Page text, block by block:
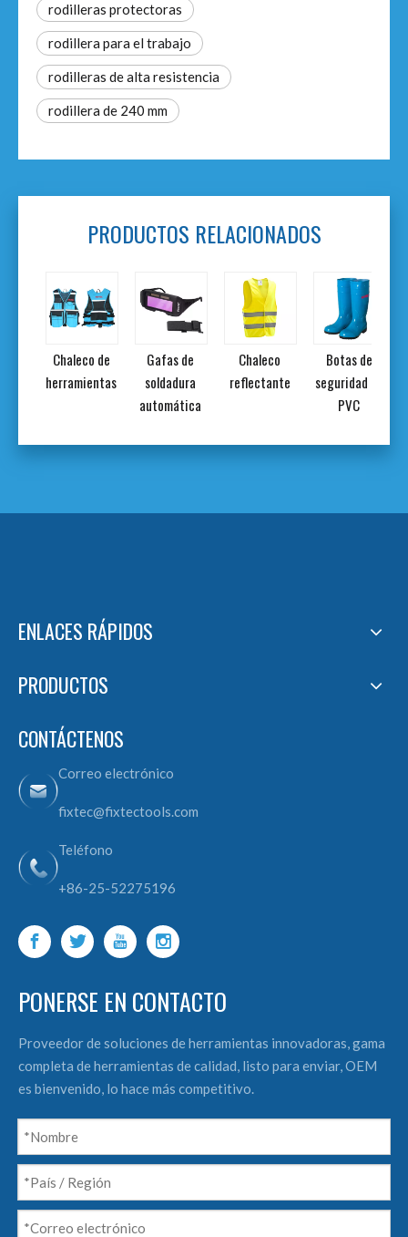
rodilleras protectoras
rodillera para el trabajo
rodilleras de alta resistencia
rodillera de 240 mm
PRODUCTOS RELACIONADOS
Chaleco de
herramientas
Gafas de
soldadura
automática
Chaleco
reflectante
Botas de
seguridad de
PVC
ENLACES RÁPIDOS
PRODUCTOS
CONTÁCTENOS
Correo electrónico
fixtec@fixtectools.com
Teléfono
+86-25-52275196
PONERSE EN CONTACTO
Proveedor de soluciones de herramientas innovadoras, gama
completa de herramientas de calidad, listo para enviar, OEM
es bienvenido, lo hace más competitivo.